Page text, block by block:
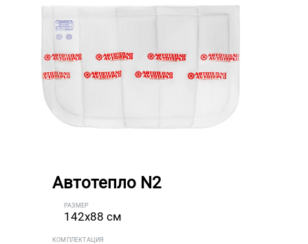
Автотепло N2
РАЗМЕР
142x88 см
КОМПЛЕКТАЦИЯ